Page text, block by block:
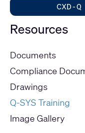
CXD-
Resources
Documents
Compliance
Drawings
Q-SYS Training
Image Gallery